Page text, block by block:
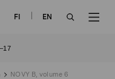
FI
EN
NOVY B, volume 6